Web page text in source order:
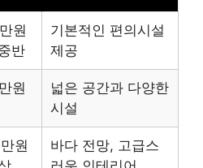
원
반
기본적인 편의시설
제공
원
넓은 공간과 다양한
시설
원
바다 전망, 고급스